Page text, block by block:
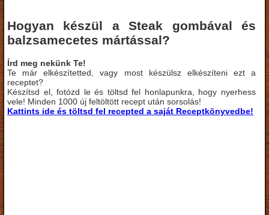
Hogyan készül a Steak gombával és
balzsamecetes mártással?
Írd meg nekünk Te!
Te már elkészítetted, vagy most készülsz elkészíteni ezt a
receptet?
Készítsd el, fotózd le és töltsd fel honlapunkra, hogy nyerhess
vele! Minden 1000 új feltöltött recept után sorsolás!
Kattints ide és töltsd fel recepted a saját Receptkönyvedbe!